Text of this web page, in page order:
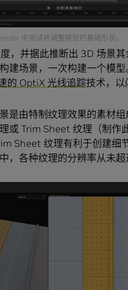
中测试并调整楼层的基础形状。
，并据此推断出 3D 场景
建场景，一次构建一个模
的 OptiX 光线追踪技术，以
是由特制纹理效果的素材
或 Trim Sheet 纹理（制作
Sheet 纹理有利于创建
，各种纹理的分辨率从未超